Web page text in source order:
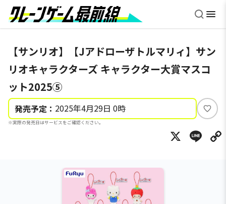
【サンリオ】【Jアドローザトルマリィ】サン
リオキャラクターズ キャラクター大賞マスコ
ット2025⑤
発売予定： 2025年4月29日 0時
※実際の発売日はサービスをご確認ください。
い
ね
X